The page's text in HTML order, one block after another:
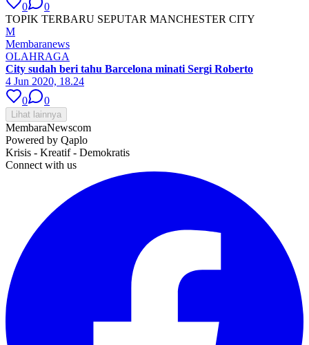
0
0
TOPIK TERBARU SEPUTAR MANCHESTER CITY
M
Membaranews
OLAHRAGA
City sudah beri tahu Barcelona minati Sergi Roberto
4 Jun 2020, 18.24
0
0
Lihat lainnya
MembaraNewscom
Powered by Qaplo
Krisis - Kreatif - Demokratis
Connect with us